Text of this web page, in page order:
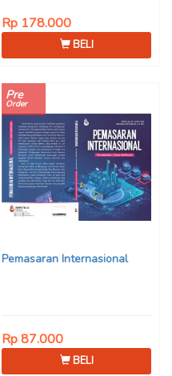
Rp 178.000
BELI
Pre
Order
Pemasaran Internasional
Rp 87.000
BELI